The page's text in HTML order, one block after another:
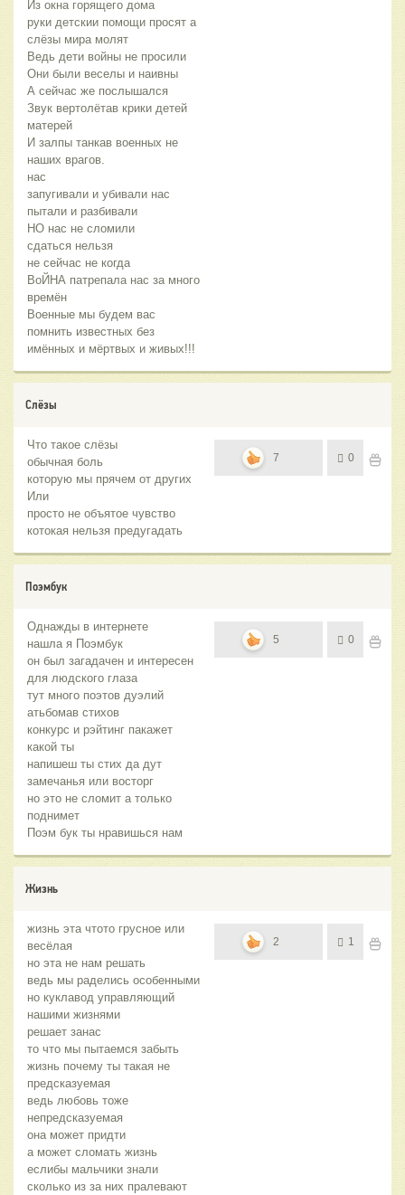
Из окна горящего дома
руки детскии помощи просят а
слёзы мира молят
Ведь дети войны не просили
Они были веселы и наивны
А сейчас же послышался
Звук вертолётав крики детей
матерей
И залпы танкав военных не
наших врагов.
нас
запугивали и убивали нас
пытали и разбивали
НО нас не сломили
сдаться нельзя
не сейчас не когда
ВоЙНА патрепала нас за много
времён
Военные мы будем вас
помнить известных без
имённых и мёртвых и живых!!!
Слёзы
Что такое слёзы
обычная боль
которую мы прячем от других
Или
просто не объятое чувство
котокая нельзя предугадать
7 0
Поэмбук
Однажды в интернете
нашла я Поэмбук
он был загадачен и интересен
для людского глаза
тут много поэтов дуэлий
атьбомав стихов
конкурс и рэйтинг пакажет
какой ты
напишеш ты стих да дут
замечанья или восторг
но это не сломит а только
поднимет
Поэм бук ты нравишься нам
5 0
Жизнь
жизнь эта чтото грусное или
весёлая
но эта не нам решать
ведь мы раделись особенными
но куклавод управляющий
нашими жизнями
решает занас
то что мы пытаемся забыть
жизнь почему ты такая не
предсказуемая
ведь любовь тоже
непредсказуемая
она может придти
а может сломать жизнь
еслибы мальчики знали
сколько из за них пралевают
2 1